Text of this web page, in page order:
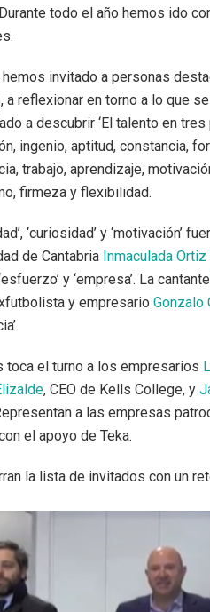
todo el año hemos ido
hemos invitado a personas
a reflexionar en torno a lo que
a descubrir ‘El talento en
ingenio, aptitud, constancia,
trabajo, aprendizaje,
firmeza y flexibilidad.
‘curiosidad’ y ‘motivación’
de Cantabria Inmaculada
y ‘empresa’. La cantante
y empresario Gonzalo
toca el turno a los empresarios
, CEO de Kells College, y
a las empresas
el apoyo de Teka.
la lista de invitados con un